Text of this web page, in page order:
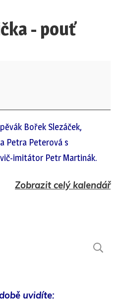
- pouť
Bořek Slezáček,
Petra Peterová s
imitátor Petr Martinák.
Zobrazit celý kalendář
uvidíte: